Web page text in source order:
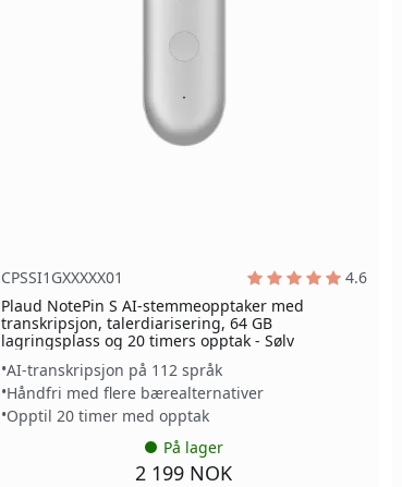
CPSSI1GXXXXX01
4.6
Plaud NotePin S AI-stemmeopptaker med
transkripsjon, talerdiarisering, 64 GB
lagringsplass og 20 timers opptak - Sølv
AI-transkripsjon på 112 språk
Håndfri med flere bærealternativer
Opptil 20 timer med opptak
På lager
2 199 NOK